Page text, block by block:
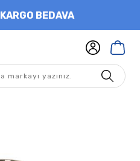
KARGO BEDAVA